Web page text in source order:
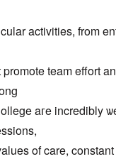
activities, from
team effort
aгe incredibly
οf care,